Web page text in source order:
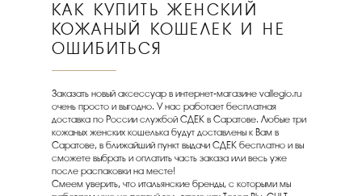
КАК КУПИТЬ ЖЕНСКИЙ
КОЖАНЫЙ КОШЕЛЕК И НЕ
ОШИБИТЬСЯ
Заказать новый аксессуар в интернет-магазине vallegio.ru
очень просто и выгодно. У нас работает бесплатная
доставка по России службой СДЕК в Саратове. Любые три
кожаных женских кошелька будут доставлены к Вам в
Саратове, в ближайший пункт выдачи СДЕК бесплатно и вы
сможете выбрать и оплатить часть заказа или весь уже
после распаковки на месте!
Смеем уверить, что итальянские бренды, с которыми мы